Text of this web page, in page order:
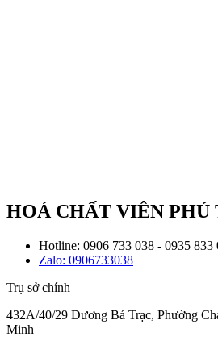
HOÁ CHẤT VIÊN PHÚ
Hotline: 0906 733 038 - 0935 833
Zalo: 0906733038
Trụ sở chính
432A/40/29 Dương Bá Trạc, Phường
Minh